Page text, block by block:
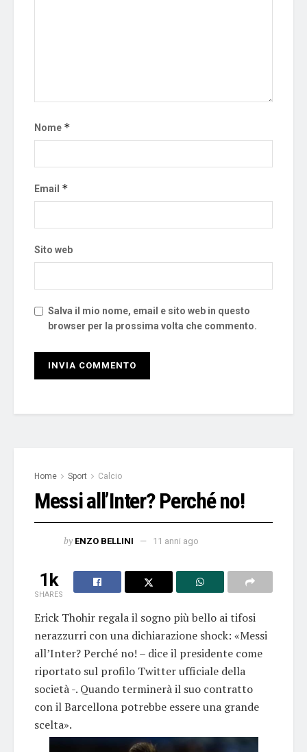
Nome *
Email *
Sito web
Salva il mio nome, email e sito web in questo
browser per la prossima volta che commento.
Home Sport Calcio
Messi all’Inter? Perché no!
by ENZO BELLINI 11 anni ago
1k
SHARES
Erick Thohir regala il sogno più bello ai tifosi
nerazzurri con una dichiarazione shock: «Messi
all’Inter? Perché no! – dice il presidente come
riportato sul profilo Twitter ufficiale della
società -. Quando terminerà il suo contratto
con il Barcellona potrebbe essere una grande
scelta».